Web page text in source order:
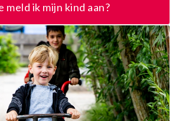
meld ik mijn kind aan?